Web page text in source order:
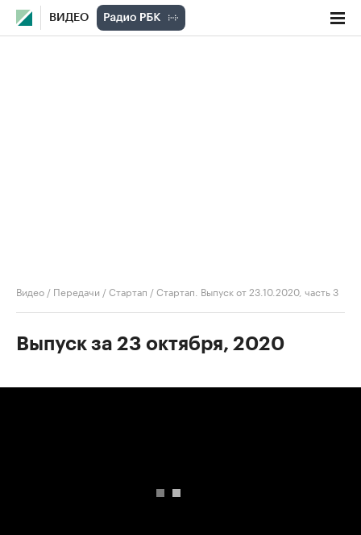
ВИДЕО
Видео / Передачи /Стартап /Стартап. Выпуск от 23.10.2020, часть 3
Выпуск за 23 октября, 2020